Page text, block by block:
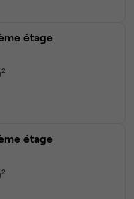
étage
étage